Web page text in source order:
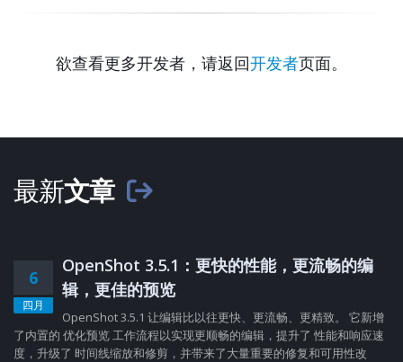
欲查看更多开发者，请返回开发者页面。
最新文章
6
四月
OpenShot 3.5.1：更快的性能，更流畅的编
辑，更佳的预览
OpenShot 3.5.1 让编辑比以往更快、更流畅、更精致。 它新增
了内置的 优化预览 工作流程以实现更顺畅的编辑，提升了 性能和响应速
度，升级了 时间线缩放和修剪，并带来了大量重要的修复和可用性改